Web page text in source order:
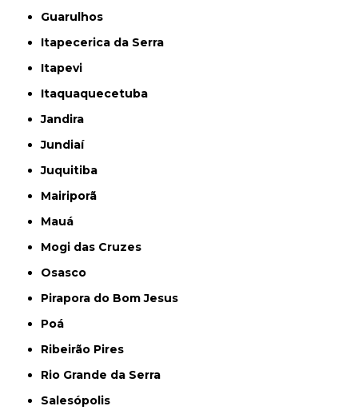
Guarulhos
Itapecerica da Serra
Itapevi
Itaquaquecetuba
Jandira
Jundiaí
Juquitiba
Mairiporã
Mauá
Mogi das Cruzes
Osasco
Pirapora do Bom Jesus
Poá
Ribeirão Pires
Rio Grande da Serra
Salesópolis